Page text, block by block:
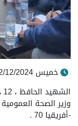
خميس 12/12/2024 - 11:00
الشهيد الحافظ ، 12 ديسمبر 2024 (واص) -
وزير الصحة
-أفريقيا 70 .